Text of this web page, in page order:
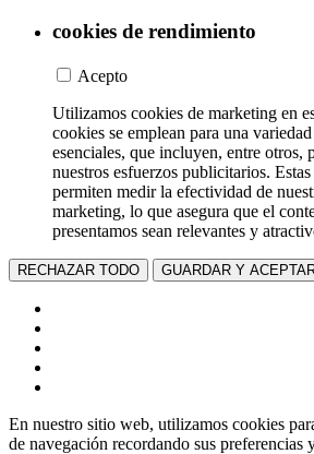
cookies de rendimiento
Acepto
Utilizamos cookies de marketing en
cookies se emplean para una
esenciales, que incluyen, entre otros,
nuestros esfuerzos publicitarios.
permiten medir la efectividad de
marketing, lo que asegura que el
presentamos sean relevantes y
RECHAZAR TODO GUARDAR Y
En nuestro sitio web, utilizamos cookies
de navegación recordando sus preferencias